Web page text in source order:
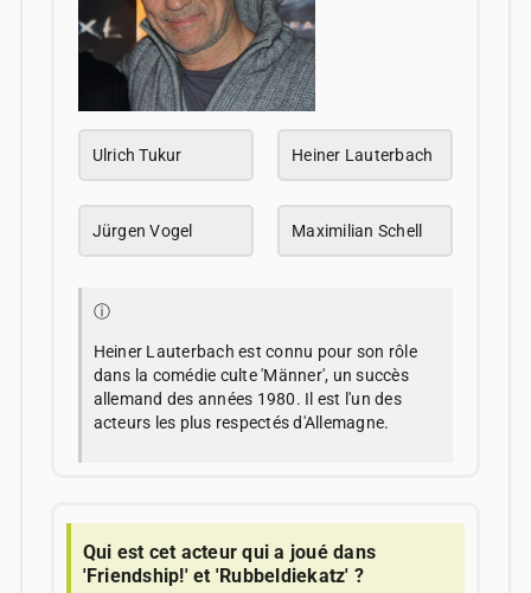
Ulrich Tukur Heiner Lauterbach
Jürgen Vogel Maximilian Schell
ⓘ
Heiner Lauterbach est connu pour son rôle
dans la comédie culte 'Männer', un succès
allemand des années 1980. Il est l'un des
acteurs les plus respectés d'Allemagne.
Qui est cet acteur qui a joué dans
'Friendship!' et 'Rubbeldiekatz' ?